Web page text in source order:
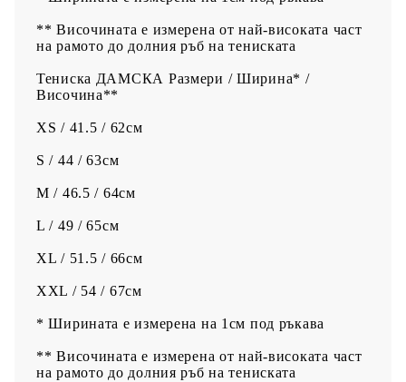
** Височината е измерена от най-високата част
на рамото до долния ръб на тениската
Тениска ДАМСКА Размери / Ширина* /
Височина**
XS / 41.5 / 62см
S / 44 / 63см
M / 46.5 / 64см
L / 49 / 65см
XL / 51.5 / 66см
XXL / 54 / 67см
* Ширината е измерена на 1см под ръкава
** Височината е измерена от най-високата част
на рамото до долния ръб на тениската